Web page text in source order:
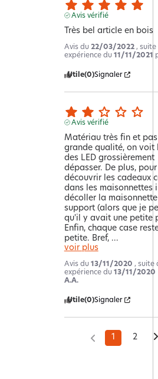
Avis vérifié
Très bel article en bois
Avis du 22/03/2022 , suite
expérience du 11/11/2021
Utile(0)Signaler
Avis vérifié
Matériau très fin et
grande qualité, on voit
des LED grossièrement
dépasser. De plus, pour
découvrir les cadeaux
dans les maisonnettes
décoller la
support (alors que je
qu'il y avait une petite
Enfin, chaque case
petite. Bref, ...
voir plus
Avis du 13/11/2020 , suite
expérience du 13/11/2020
A.A.
Utile(0)Signaler
1 2